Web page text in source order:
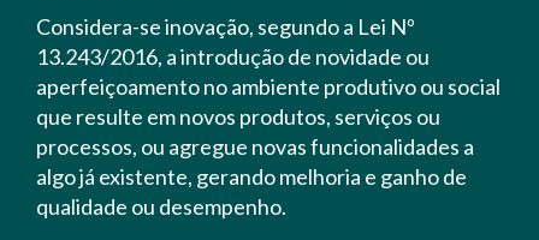
Considera-se inovação, segundo a Lei Nº
13.243/2016, a introdução de novidade ou
aperfeiçoamento no ambiente produtivo ou social
que resulte em novos produtos, serviços ou
processos, ou agregue novas funcionalidades a
algo já existente, gerando melhoria e ganho de
qualidade ou desempenho.